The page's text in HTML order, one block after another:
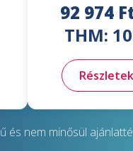
92 974
THM:
és nem minősül